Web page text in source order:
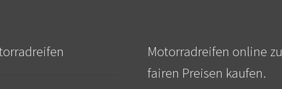
Motorradreifen online zu
fairen Preisen kaufen.